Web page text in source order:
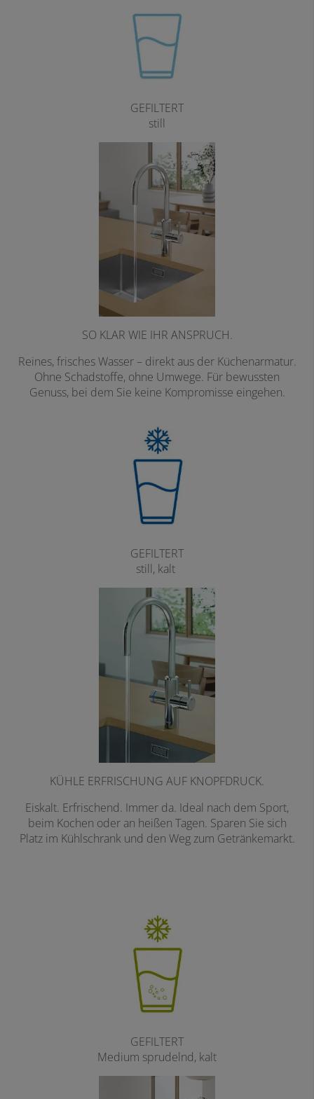
GEFILTERT
still
SO KLAR WIE IHR ANSPRUCH.
Reines, frisches Wasser – direkt aus der Küchenarmatur.
Ohne Schadstoffe, ohne Umwege. Für bewussten
Genuss, bei dem Sie keine Kompromisse eingehen.
GEFILTERT
still, kalt
KÜHLE ERFRISCHUNG AUF KNOPFDRUCK.
Eiskalt. Erfrischend. Immer da. Ideal nach dem Sport,
beim Kochen oder an heißen Tagen. Sparen Sie sich
Platz im Kühlschrank und den Weg zum Getränkemarkt.
GEFILTERT
Medium sprudelnd, kalt